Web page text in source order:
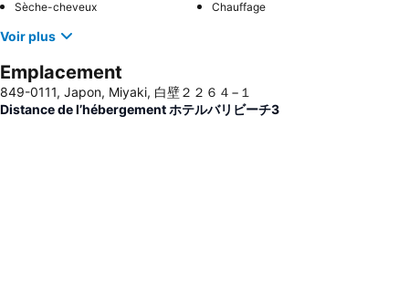
Sèche-cheveux
Chauffage
Voir plus
Emplacement
849-0111, Japon, Miyaki, 白壁２２６４−１
Distance de l’hébergement ホテルバリビーチ3